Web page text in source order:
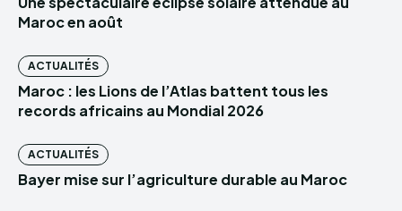
Maroc en août
ACTUALITÉS
Maroc : les Lions de l’Atlas battent tous les
records africains au Mondial 2026
ACTUALITÉS
Bayer mise sur l’agriculture durable au Maroc